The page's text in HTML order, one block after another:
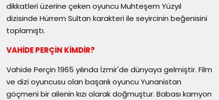
dikkatleri üzerine çeken oyuncu Muhteşem Yüzyıl
dizisinde Hürrem Sultan karakteri ile seyircinin beğenisini
toplamıştı.
VAHİDE PERÇİN KİMDİR?
Vahide Perçin 1965 yılında İzmir'de dünyaya gelmiştir. Film
ve dizi oyuncusu olan başarılı oyuncu Yunanistan
göçmeni bir ailenin kızı olarak doğmuştur. Babası kamyon